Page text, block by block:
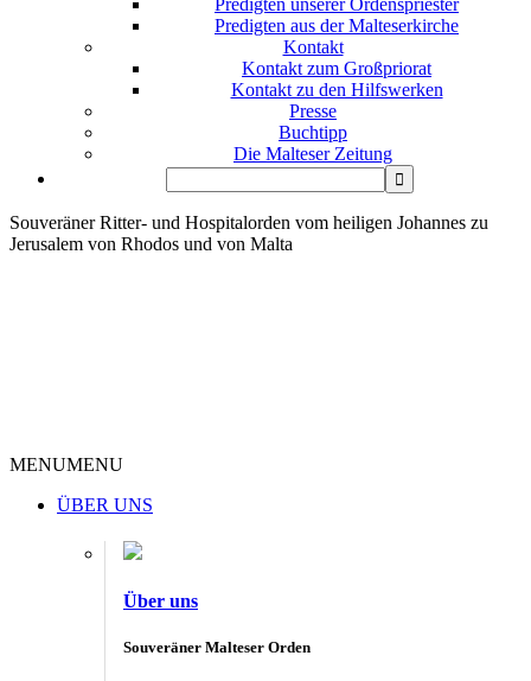
Predigten unserer Ordenspriester
Predigten aus der Malteserkirche
Kontakt
Kontakt zum Großpriorat
Kontakt zu den Hilfswerken
Presse
Buchtipp
Die Malteser Zeitung
Souveräner Ritter- und Hospitalorden vom heiligen Johannes zu
Jerusalem von Rhodos und von Malta
MENUMENU
ÜBER UNS
Über uns
Souveräner Malteser Orden